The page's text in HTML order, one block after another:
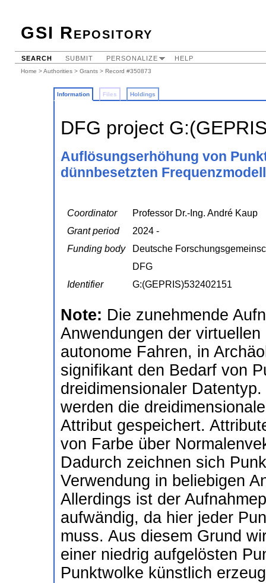
GSI Repository
SEARCH SUBMIT PERSONALIZE HELP
Home >Authorities > Grants > Record #350873
Information Files Holdings
DFG project
Auflösungserhöhung von
dünnbesetzten
Coordinator
Professor Dr.-Ing. André Kaup
Grant period
2024 -
Funding body
Deutsche
DFG
Identifier
G:(GEPRIS)532402151
Note: Die zunehmende
Anwendungen der
autonome Fahren, in
signifikant den Bedarf von
dreidimensionaler
werden die
Attribut gespeichert.
von Farbe über
Dadurch zeichnen sich
Verwendung in beliebigen
Allerdings ist der
aufwändig, da hier jeder
muss. Aus diesem Grund
einer niedrig aufgelösten
Punktwolke künstlich